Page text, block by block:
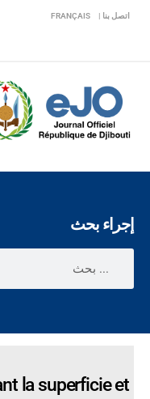
اتصل بنا | FRANÇAIS
إجراء بحث
la superficie et